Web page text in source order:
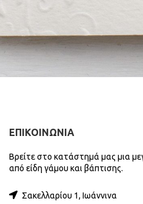
ΕΠΙΚΟΙΝΩΝΙΑ
Βρείτε στο κατάστημά μας μια
από είδη γάμου και βάπτισης.
Σακελλαρίου 1, Ιωάννινα